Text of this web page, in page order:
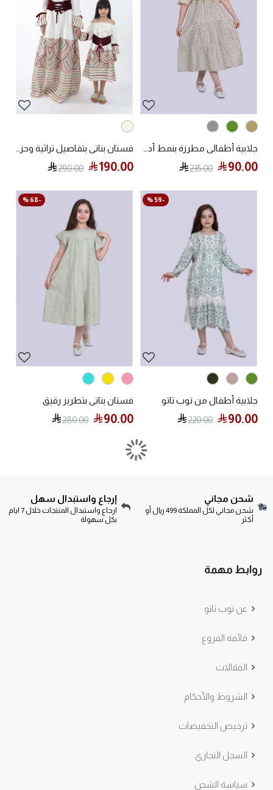
90.00
235.00
190.00
290.00
-59 %
جلابية أطفال من توب تاتو
90.00
220.00
-68 %
فستان بناتي بتطريز رقيق
90.00
280.00
شحن مجاني
شحن مجاني لكل المملكة 499 ريال أو
أكثر
إرجاع واستبدال سهل
ارجاع واستبدال المنتجات خلال 7 ايام
بكل سهولة
روابط مهمة
عن توب تاتو
قائمة الفروع
المقالات
الشروط والأحكام
ترخيص التخفيضات
السجل التجاري
سياسة الشحن